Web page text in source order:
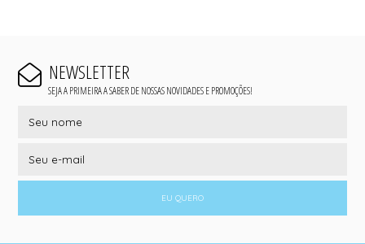
NEWSLETTER
SEJA A PRIMEIRA A SABER DE NOSSAS NOVIDADES E PROMOÇÕES!
EU QUERO